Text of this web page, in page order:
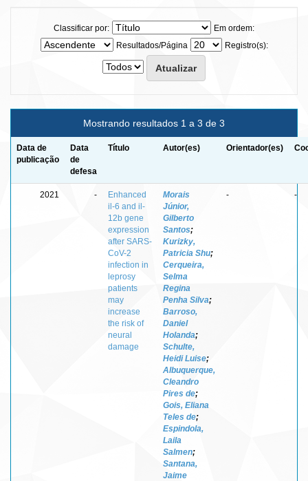
Classificar por:
Em ordem:
Resultados/Página
Registro(s):
Mostrando resultados 1 a 3 de 3
Data de
publicação
Data
de
defesa
Título Autor(es) Orientador(es)
2021 -
Enhanced
il-6 and il-
12b gene
expression
after SARS-
CoV-2
infection in
leprosy
patients
may
increase
the risk of
neural
damage
Morais
Júnior,
Gilberto
Santos;
Kurizky,
Patricia Shu;
Cerqueira,
Selma
Regina
Penha Silva;
Barroso,
Daniel
Holanda;
Schulte,
Heidi Luise;
Albuquerque,
Cleandro
Pires de;
Gois, Eliana
Teles de;
Espindola,
Laila
Salmen;
Santana,
Jaime
- -